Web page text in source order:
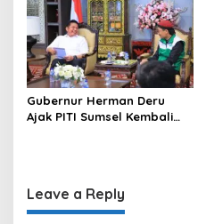
Gubernur Herman Deru
Ajak PITI Sumsel Kembali
Leave a Reply